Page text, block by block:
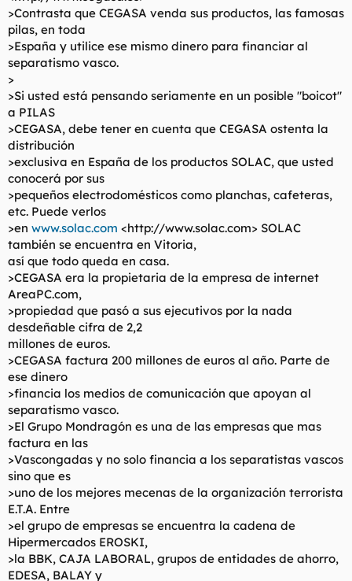
>Contrasta que CEGASA venda sus productos, las famosas
pilas, en toda
>España y utilice ese mismo dinero para financiar al
separatismo vasco.
>
>Si usted está pensando seriamente en un posible "boicot"
a PILAS
>CEGASA, debe tener en cuenta que CEGASA ostenta la
distribución
>exclusiva en España de los productos SOLAC, que usted
conocerá por sus
>pequeños electrodomésticos como planchas, cafeteras,
etc. Puede verlos
>en www.solac.com <http://www.solac.com> SOLAC
también se encuentra en Vitoria,
así que todo queda en casa.
>CEGASA era la propietaria de la empresa de internet
AreaPC.com,
>propiedad que pasó a sus ejecutivos por la nada
desdeñable cifra de 2,2
millones de euros.
>CEGASA factura 200 millones de euros al año. Parte de
ese dinero
>financia los medios de comunicación que apoyan al
separatismo vasco.
>El Grupo Mondragón es una de las empresas que mas
factura en las
>Vascongadas y no solo financia a los separatistas vascos
sino que es
>uno de los mejores mecenas de la organización terrorista
E.T.A. Entre
>el grupo de empresas se encuentra la cadena de
Hipermercados EROSKI,
>la BBK, CAJA LABORAL, grupos de entidades de ahorro,
EDESA, BALAY y